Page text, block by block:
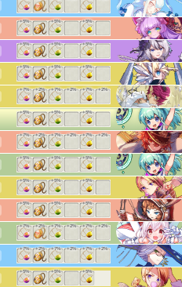
(c)HappyElements
(c)HappyElements
+5% +5% +5%
(c)HappyElements
+5% +5% +5%
(c)HappyElements
+5% +5% +5%
(c)HappyElements
+7% +2% +7% +2% +7% +2%
(c)HappyElements
+5% +5% +5%
(c)HappyElements
+7% +2% +7% +2% +7% +2%
(c)HappyElements
+5% +5% +5%
(c)HappyElements
+5% +5% +5%
(c)HappyElements
+5% +5% +5%
(c)HappyElements
+7% +2% +7% +2% +7% +2%
(c)HappyElements
+7% +2% +7% +2% +7% +2%
+5% +5% +5%